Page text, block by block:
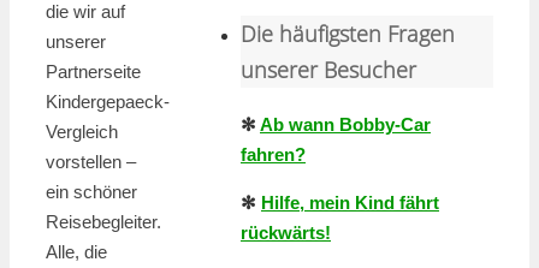
die wir auf
unserer
Partnerseite
Kindergepaeck-
Vergleich
vorstellen –
ein schöner
Reisebegleiter.
Alle, die
Die häufigsten Fragen
unserer Besucher
✻ Ab wann Bobby-Car
fahren?
✻ Hilfe, mein Kind fährt
rückwärts!